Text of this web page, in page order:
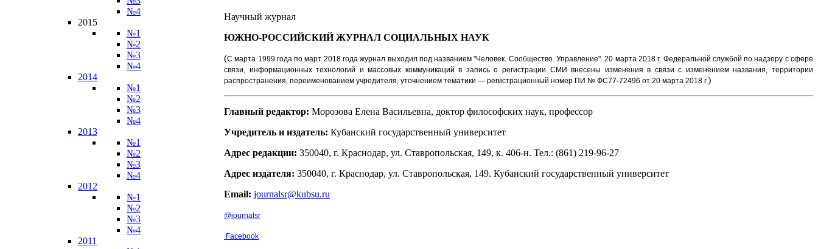
№4
2015
№1
№2
№3
№4
2014
№1
№2
№3
№4
2013
№1
№2
№3
№4
2012
№1
№2
№3
№4
2011
Научный журнал
ЮЖНО-РОССИЙСКИЙ ЖУРНАЛ СОЦИАЛЬНЫХ НАУК
(С марта 1999 года по март 2018 года журнал выходил под названием "Человек. Сообщество. Управление".20 марта 2018 г. Федеральной службой по надзору с сфере
связи, информационных технологий и массовых коммуникаций в запись о регистрации СМИ внесены изменения в связи с изменением названия, территории
распространения, переименованием учредителя, уточнением тематики — регистрационный номер ПИ № ФС77-72496 от 20 марта 2018 г.)
Главный редактор: Морозова Елена Васильевна, доктор философских наук, профессор
Учредитель и издатель: Кубанский государственный университет
Адрес редакции: 350040, г. Краснодар, ул. Ставропольская, 149, к. 406-н. Тел.: (861) 219-96-27
Адрес издателя: 350040, г. Краснодар, ул. Ставропольская, 149. Кубанский государственный университет
Email: journalsr@kubsu.ru
@journalsr
Facebook